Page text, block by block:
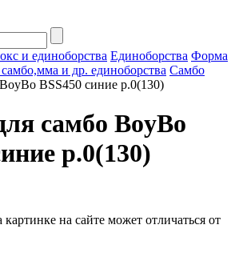
и единоборства Единоборства Форма
и др. единоборства Самбо
BSS450 синие р.0(130)
самбо BoyBo
р.0(130)
на сайте может отличаться от